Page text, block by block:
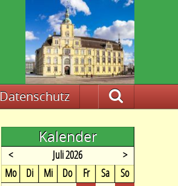
Datenschutz Suche
Kalender
< Juli 2026
>
Montag
Dienstag
Mittwoch
Donnerstag
FreitagSamstag
Sonntag